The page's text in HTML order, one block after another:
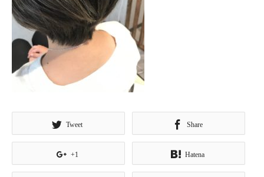
Tweet Share
+1 Hatena